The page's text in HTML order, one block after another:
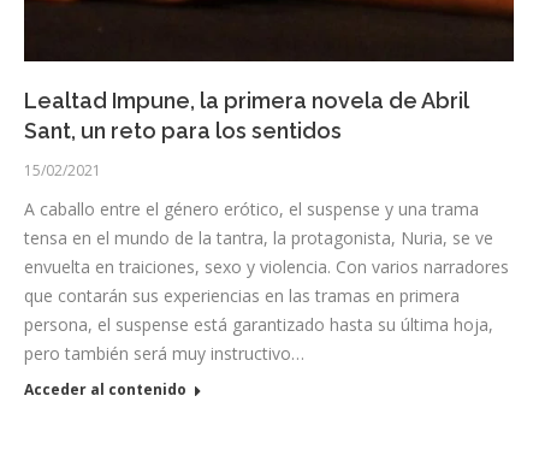
Lealtad Impune, la primera novela de Abril
Sant, un reto para los sentidos
15/02/2021
A caballo entre el género erótico, el suspense y una trama
tensa en el mundo de la tantra, la protagonista, Nuria, se ve
envuelta en traiciones, sexo y violencia. Con varios narradores
que contarán sus experiencias en las tramas en primera
persona, el suspense está garantizado hasta su última hoja,
pero también será muy instructivo…
Acceder al contenido